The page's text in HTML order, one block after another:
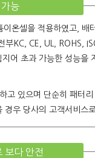
능
온셀을 적용하였고, 배
부KC, CE, UL, ROHS,
어 초과 가능한 성능을
있으며 단순히 패터
우 당사의 고객서비스
보다 안전